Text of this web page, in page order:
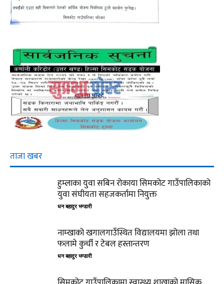
ताजा खबर
हुम्लाका युवा सबिन रोकाया सिमकोट गाउँपालिकाको
युवा संघीयता सहजकर्तामा नियुक्त
धन बहादुर भण्डारी
नाम्खाको खगालगाउँस्थित विद्यालयमा झोला तथा
फलामे कुर्ची र टेबल हस्तान्तरण
धन बहादुर भण्डारी